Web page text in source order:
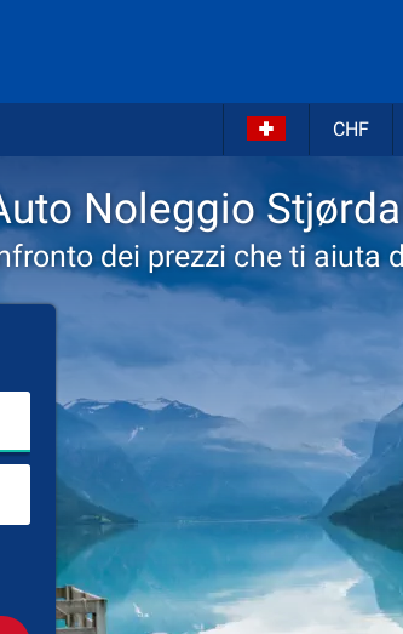
CHF
Noleggio
dei prezzi che ti aiuta
Inserire il luogo del noleggio
Luogo di ritorno
Collezione Ritorno